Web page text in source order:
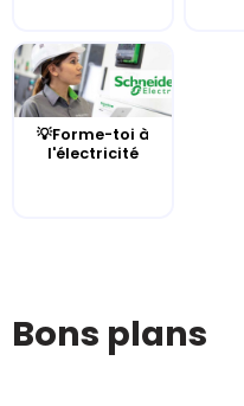
💡Forme-toi à
l'électricité
Bons plans